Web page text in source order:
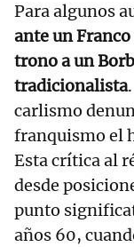
Para algunos
ante un
trono a un
tradicionalista
carlismo
franquismo el
Esta crítica al
desde
punto
años 60,